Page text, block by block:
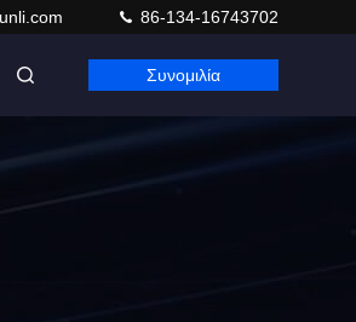
86-134-16743702
Συνομιλία